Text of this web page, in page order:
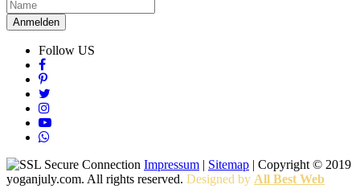
Anmelden
Follow US
Impressum | Sitemap | Copyright © 2019
yoganjuly.com. All rights reserved. Designed by All Best Web